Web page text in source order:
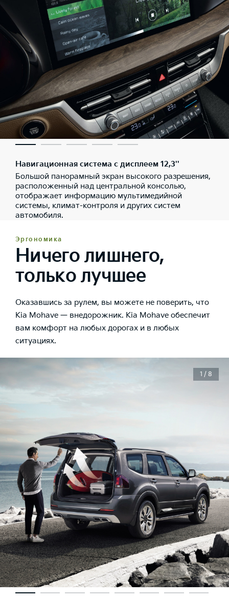
Навигационная система с дисплеем 12,3''
Большой панорамный экран высокого разрешения,
расположенный над центральной консолью,
отображает информацию мультимедийной
системы, климат-контроля и других систем
автомобиля.
Эргономика
Ничего лишнего,
только лучшее
Оказавшись за рулем, вы можете не поверить, что
Kia Mohave — внедорожник. Kia Mohave обеспечит
вам комфорт на любых дорогах и в любых
ситуациях.
1 / 8